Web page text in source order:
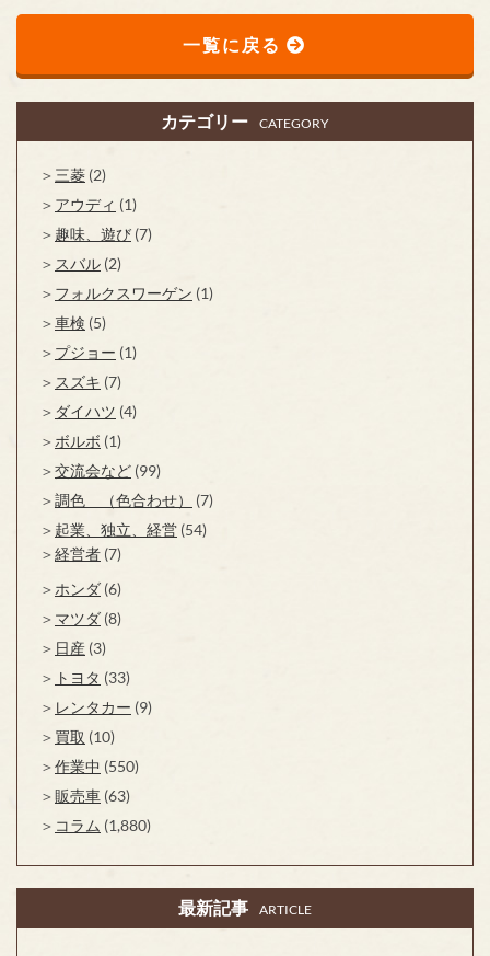
一覧に戻る
カテゴリー CATEGORY
三菱 (2)
アウディ (1)
趣味、遊び (7)
スバル (2)
フォルクスワーゲン (1)
車検 (5)
プジョー (1)
スズキ (7)
ダイハツ (4)
ボルボ (1)
交流会など (99)
調色 （色合わせ）
(7)
起業、独立、経営 (54)
経営者 (7)
ホンダ (6)
マツダ (8)
日産 (3)
トヨタ (33)
レンタカー (9)
買取 (10)
作業中 (550)
販売車 (63)
コラム (1,880)
最新記事 ARTICLE